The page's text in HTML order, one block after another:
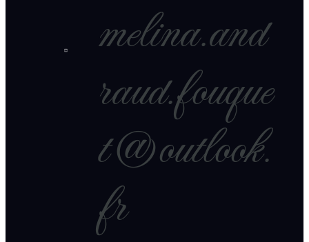
melina.and
raud.fouque
t@outlook.
fr